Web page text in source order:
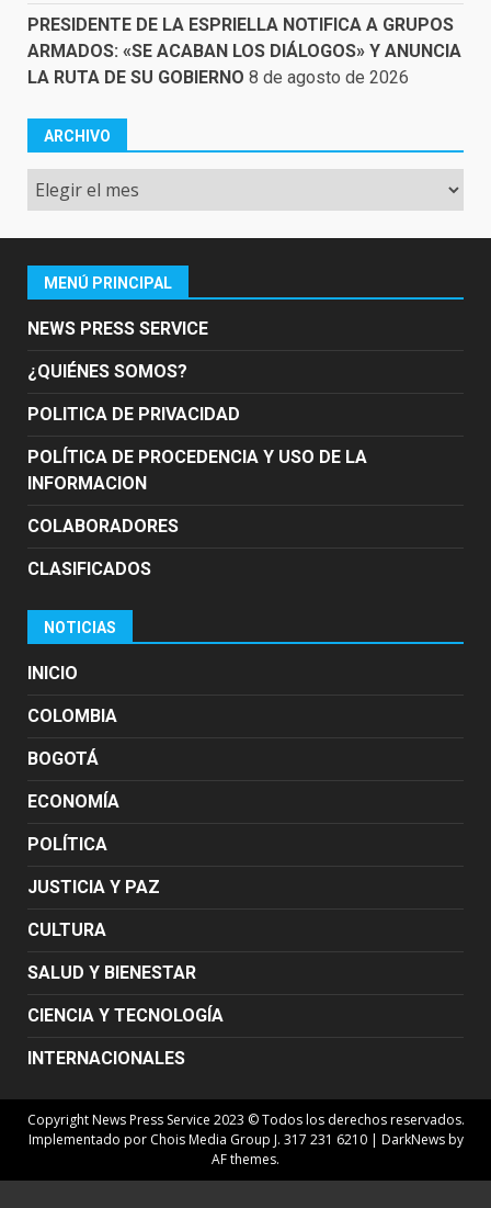
PRESIDENTE DE LA ESPRIELLA NOTIFICA A GRUPOS
ARMADOS: «SE ACABAN LOS DIÁLOGOS» Y ANUNCIA
LA RUTA DE SU GOBIERNO 8 de agosto de 2026
ARCHIVO
Archivo
MENÚ PRINCIPAL
NEWS PRESS SERVICE
¿QUIÉNES SOMOS?
POLITICA DE PRIVACIDAD
POLÍTICA DE PROCEDENCIA Y USO DE LA
INFORMACION
COLABORADORES
CLASIFICADOS
NOTICIAS
INICIO
COLOMBIA
BOGOTÁ
ECONOMÍA
POLÍTICA
JUSTICIA Y PAZ
CULTURA
SALUD Y BIENESTAR
CIENCIA Y TECNOLOGÍA
INTERNACIONALES
Copyright News Press Service 2023 © Todos los derechos reservados.
Implementado por Chois Media Group J. 317 231 6210 | DarkNewsby
AF themes.